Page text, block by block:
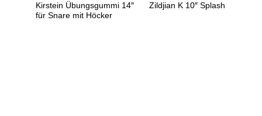
Kirstein Übungsgummi 14″
für Snare mit Höcker
Zildjian K 10″ Splash